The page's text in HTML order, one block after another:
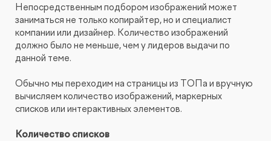
Непосредственным подбором изображений может
заниматься не только копирайтер, но и специалист
компании или дизайнер. Количество изображений
должно было не меньше, чем у лидеров выдачи по
данной теме.
Обычно мы переходим на страницы из ТОПа и вручную
вычисляем количество изображений, маркерных
списков или интерактивных элементов.
Количество списков